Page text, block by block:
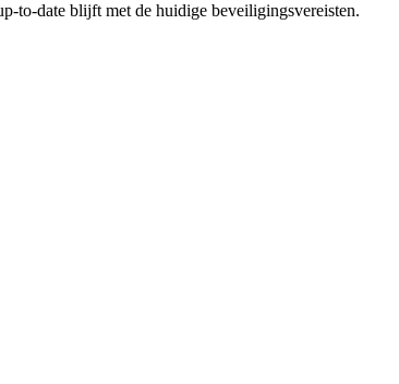
to-date blijft met de huidige beveiligingsvereisten.